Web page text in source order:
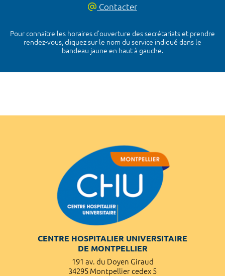
Contacter
Pour connaître les horaires d’ouverture des secrétariats et prendre
rendez-vous, cliquez sur le nom du service indiqué dans le
bandeau jaune en haut à gauche.
CENTRE HOSPITALIER UNIVERSITAIRE
DE MONTPELLIER
191 av. du Doyen Giraud
34295 Montpellier cedex 5